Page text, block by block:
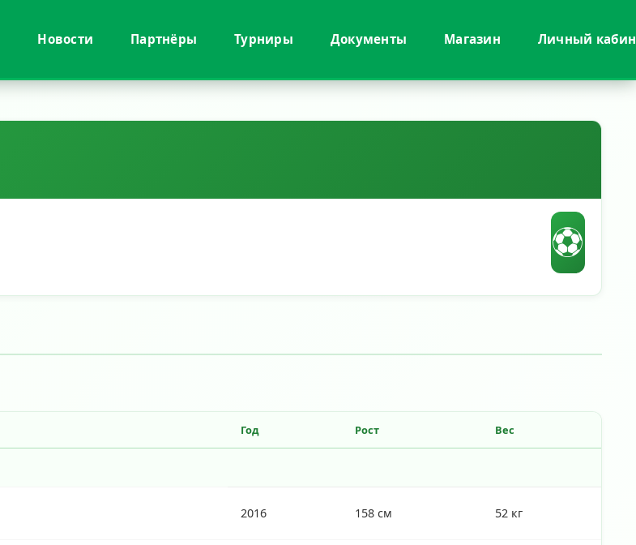
Новости Партнёры Турниры Документы Магазин Личный
⚽
Год Рост Вес
2016 158 см 52 кг